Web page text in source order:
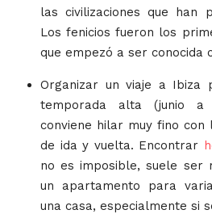
las civilizaciones que han
Los fenicios fueron los
que empezó a ser conocida
Organizar un viaje a Ibiza
temporada alta (junio a
conviene hilar muy fino
de ida y vuelta. Encontrar
no es imposible, suele ser
un apartamento para
una casa, especialmente si